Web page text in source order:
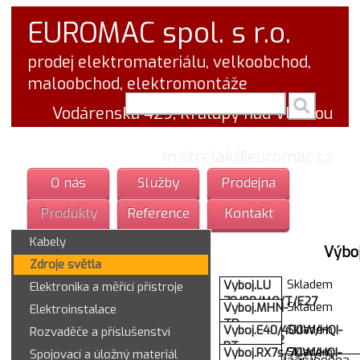
EUROMAC spol. s r.o.
prodej elektromateriálu, velkoobchod,
maloobchod, elektromontáže
Vodárenská 429, Kralupy nad Vltavou
O nás Služby
Prodejna
Produkty
Reference Kontakt
Kabely
Zdroje světla
Elektronika a měřící přístroje
Elektroinstalace
Rozvaděče a příslušenství
Spojovací a úložný materiál
Vyboj.LU
70/90/MO/T/E27
1/25
46221
Skladem
Vyboj.MHN-
TD
250W/842
Fc2 bila
Skladem
Vyboj.E40/400W/HQI-
BT
Skladem
Vyboj.RX7s/70W/HQI-
Skladem